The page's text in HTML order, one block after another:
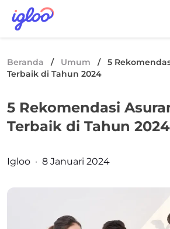
Skip to content
Igloo Blog
Beranda / Umum /
5
Terbaik di Tahun 2024
5 Rekomendasi
Terbaik di Tahun 2024
Posted by
Igloo · 8 Januari 2024